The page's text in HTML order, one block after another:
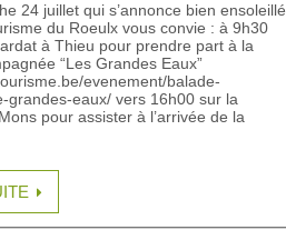
24 juillet qui s’annonce bien ensoleillé,
du Roeulx vous convie : à 9h30
à Thieu pour prendre part à la
“Les Grandes Eaux”
evenement/balade-
grandes-eaux/ vers 16h00 sur la
pour assister à l’arrivée de la